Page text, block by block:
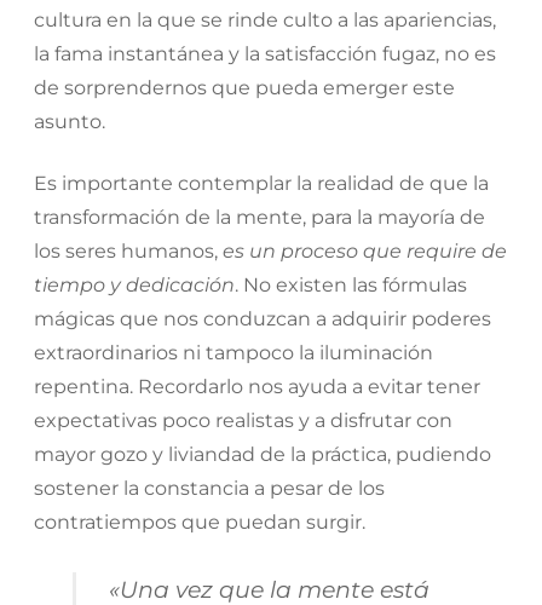
cultura en la que se rinde culto a las apariencias,
la fama instantánea y la satisfacción fugaz, no es
de sorprendernos que pueda emerger este
asunto.
Es importante contemplar la realidad de que la
transformación de la mente, para la mayoría de
los seres humanos,es un proceso que require de
tiempo y dedicación. No existen las fórmulas
mágicas que nos conduzcan a adquirir poderes
extraordinarios ni tampoco la iluminación
repentina. Recordarlo nos ayuda a evitar tener
expectativas poco realistas y a disfrutar con
mayor gozo y liviandad de la práctica, pudiendo
sostener la constancia a pesar de los
contratiempos que puedan surgir.
«Una vez que la mente está